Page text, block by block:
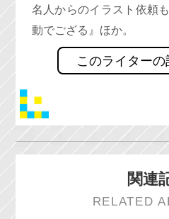
名人からのイラスト依頼
動でござる』ほか。
このライター
関連
RELATED